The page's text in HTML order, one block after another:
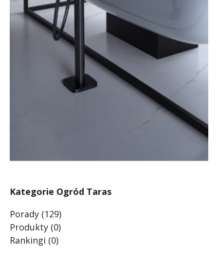
Kategorie Ogród Taras
Porady (129)
Produkty (0)
Rankingi (0)